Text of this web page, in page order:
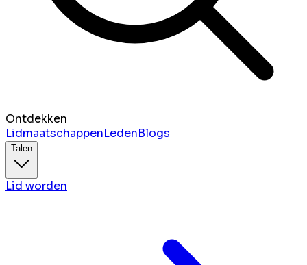
Ontdekken
LidmaatschappenLedenBlogs
Talen
Lid worden